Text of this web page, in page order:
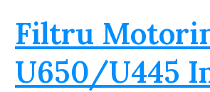
Filtru
U650/U445